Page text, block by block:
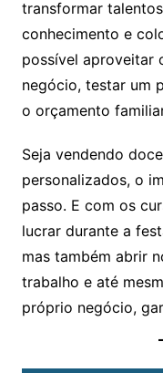
transformar
conhecimento e
possível aproveitar
negócio, testar um
o orçamento
Seja vendendo
personalizados, o
passo. E com os
lucrar durante a
mas também abrir
trabalho e até
próprio negócio,